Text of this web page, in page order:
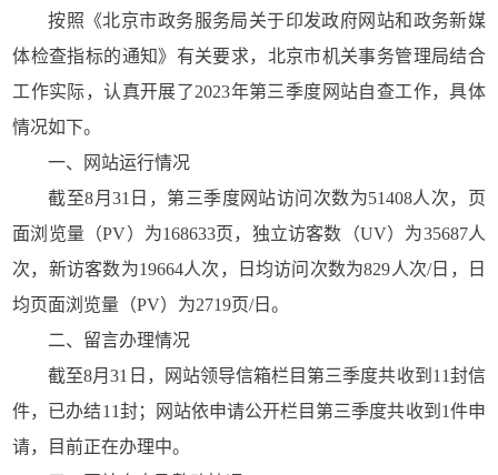
按照《北京市政务服务局关于印发政府网站和政务新媒
体检查指标的通知》有关要求，北京市机关事务管理局结合
工作实际，认真开展了2023年第三季度网站自查工作，具体
情况如下。
一、网站运行情况
截至8月31日，第三季度网站访问次数为51408人次，页
面浏览量（PV）为168633页，独立访客数（UV）为35687人
次，新访客数为19664人次，日均访问次数为829人次/日，日
均页面浏览量（PV）为2719页/日。
二、留言办理情况
截至8月31日，网站领导信箱栏目第三季度共收到11封信
件，已办结11封；网站依申请公开栏目第三季度共收到1件申
请，目前正在办理中。